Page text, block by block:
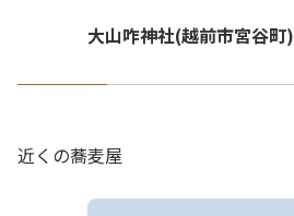
大山咋神社(越前市宮谷町)
近くの蕎麦屋